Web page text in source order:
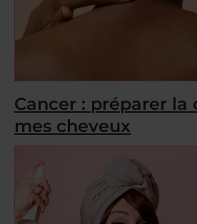
Cancer : préparer la
mes cheveux